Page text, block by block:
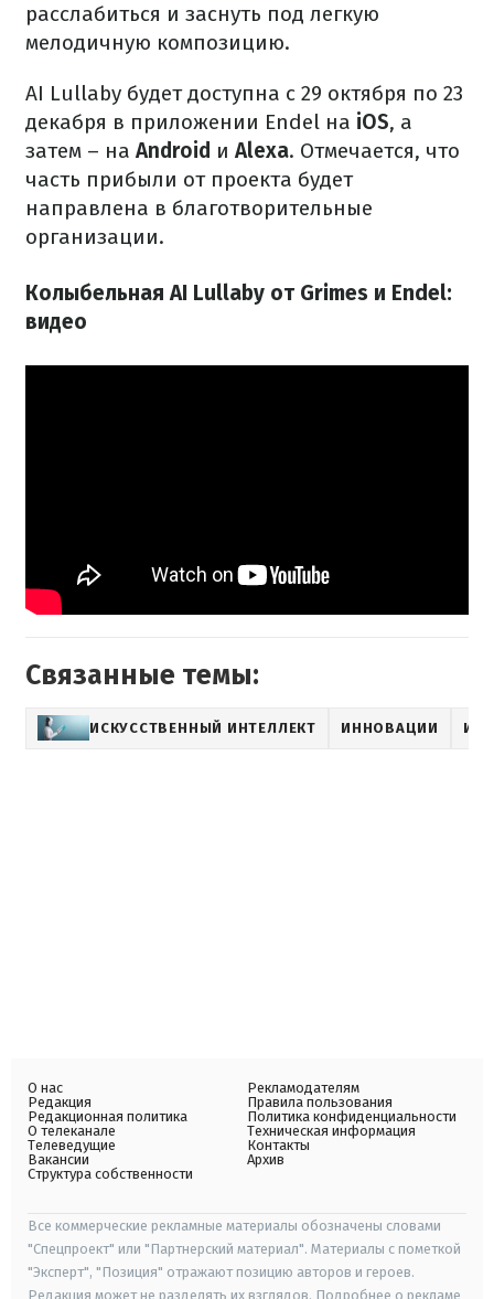
расслабиться и заснуть под легкую
мелодичную композицию.
AI Lullaby будет доступна с 29 октября по 23
декабря в приложении Endel на iOS, а
затем – на Android и Alexa. Отмечается, что
часть прибыли от проекта будет
направлена ​​в благотворительные
организации.
Колыбельная AI Lullaby от Grimes и Endel:
видео
Связанные темы:
ИСКУССТВЕННЫЙ ИНТЕЛЛЕКТ ИННОВАЦИИ
О нас
Редакция
Редакционная политика
О телеканале
Телеведущие
Вакансии
Структура собственности
Рекламодателям
Правила пользования
Политика конфиденциальности
Техническая информация
Контакты
Архив
Все коммерческие рекламные материалы обозначены словами
"Спецпроект" или "Партнерский материал". Материалы с пометкой
"Эксперт", "Позиция" отражают позицию авторов и героев.
Редакция может не разделять их взглядов. Подробнее о рекламе